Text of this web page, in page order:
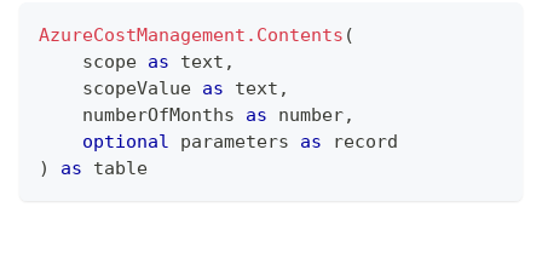
AzureCostManagement.Contents (
    scope
as text ,
    scopeValue
as text ,
    numberOfMonths
as number,
optional parameters as
record
)
as table